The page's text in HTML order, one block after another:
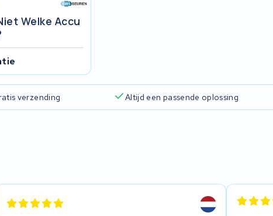
Welke Accu
verzending Altijd een passende oplossing